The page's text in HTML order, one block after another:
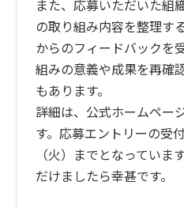
また、応募いただいた組
の取り組み内容を整理す
からのフィードバックを
組みの意義や成果を再確
もあります。
詳細は、 公式ホームペー
す。応募エントリーの受
（火）までとなってい
だけましたら幸甚です。